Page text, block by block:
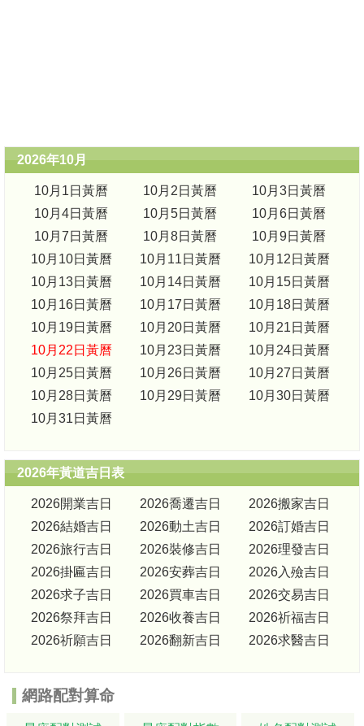
2026年10月
10月1日黃曆 10月2日黃曆
10月3日黃曆
10月4日黃曆
10月5日黃曆
10月6日黃曆
10月7日黃曆
10月8日黃曆
10月9日黃曆
10月10日黃曆
10月11日黃曆
10月12日黃曆
10月13日黃曆
10月14日黃曆
10月15日黃曆
10月16日黃曆
10月17日黃曆
10月18日黃曆
10月19日黃曆
10月20日黃曆
10月21日黃曆
10月22日黃曆
10月23日黃曆
10月24日黃曆
10月25日黃曆
10月26日黃曆
10月27日黃曆
10月28日黃曆
10月29日黃曆
10月30日黃曆
10月31日黃曆
2026年黃道吉日表
2026開業吉日 2026喬遷吉日
2026搬家吉日
2026結婚吉日
2026動土吉日
2026訂婚吉日
2026旅行吉日
2026裝修吉日
2026理發吉日
2026掛匾吉日
2026安葬吉日
2026入殮吉日
2026求子吉日
2026買車吉日
2026交易吉日
2026祭拜吉日
2026收養吉日
2026祈福吉日
2026祈願吉日
2026翻新吉日 2026求醫吉日
網路配對算命